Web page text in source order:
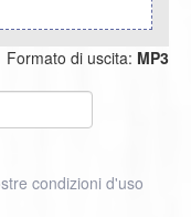
Formato di uscita: MP3
condizioni d'uso